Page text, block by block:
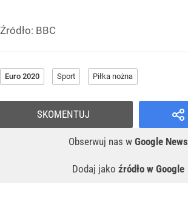
Źródło: BBC
Euro 2020 Sport Piłka nożna
Obserwuj nas w Google News
Dodaj jako źródło w Google
SKOMENTUJ